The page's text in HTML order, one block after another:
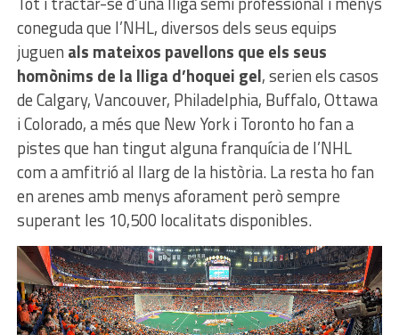
coneguda que l’NHL, diversos dels seus equips
juguen als mateixos pavellons que els seus
homònims de la lliga d’hoquei gel, serien els casos
de Calgary, Vancouver, Philadelphia, Buffalo, Ottawa
i Colorado, a més que New York i Toronto ho fan a
pistes que han tingut alguna franquícia de l’NHL
com a amfitrió al llarg de la història. La resta ho fan
en arenes amb menys aforament però sempre
superant les 10,500 localitats disponibles.